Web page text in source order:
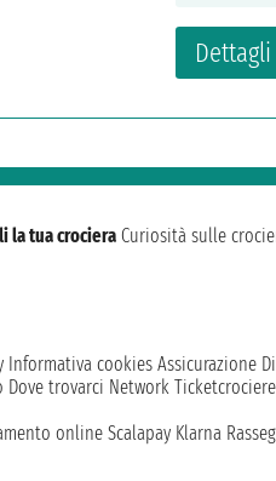
Dettagli
la tua crociera Curiosità sulle
Informativa cookies Assicurazione
Dove trovarci Network
online Scalapay Klarna